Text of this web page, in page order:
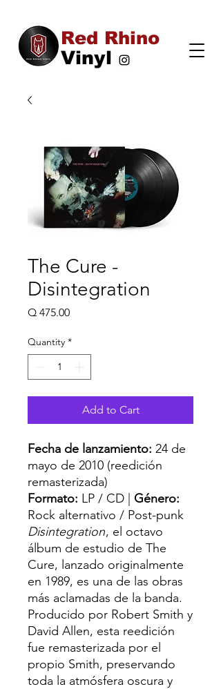
Vinyl
Red Rhino
The Cure -
Disintegration
Q 475.00Price
Quantity *
Add to Cart
Fecha de lanzamiento: 24 de
mayo de 2010 (reedición
remasterizada)
Formato: LP / CD | Género:
Rock alternativo / Post-punk
Disintegration, el octavo
álbum de estudio de The
Cure, lanzado originalmente
en 1989, es una de las obras
más aclamadas de la banda.
Producido por Robert Smith y
David Allen, esta reedición
fue remasterizada por el
propio Smith, preservando
toda la atmósfera oscura y